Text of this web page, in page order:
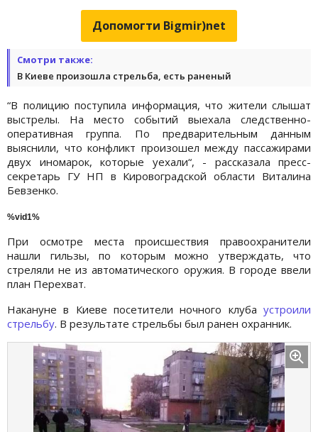
Допомогти Bigmir)net
Смотри также:
В Киеве произошла стрельба, есть раненый
“В полицию поступила информация, что жители слышат
выстрелы. На место событий выехала следственно-
оперативная группа. По предварительным данным
выяснили, что конфликт произошел между пассажирами
двух иномарок, которые уехали“, - рассказала пресс-
секретарь ГУ НП в Кировоградской области Виталина
Бевзенко.
%vid1%
При осмотре места происшествия правоохранители
нашли гильзы, по которым можно утверждать, что
стреляли не из автоматического оружия. В городе ввели
план Перехват.
Накануне в Киеве посетители ночного клуба устроили
стрельбу. В результате стрельбы был ранен охранник.